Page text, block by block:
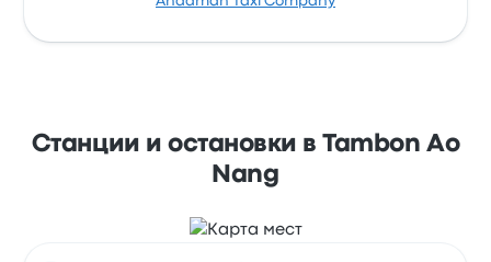
Станции и остановки в Tambon Ao
Nang